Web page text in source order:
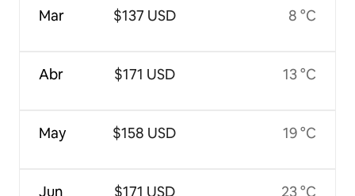
Mar
Abr
May
Jun
$137 USD
$171 USD
$158 USD
$171 USD
8 °C
13 °C
19 °C
23 °C